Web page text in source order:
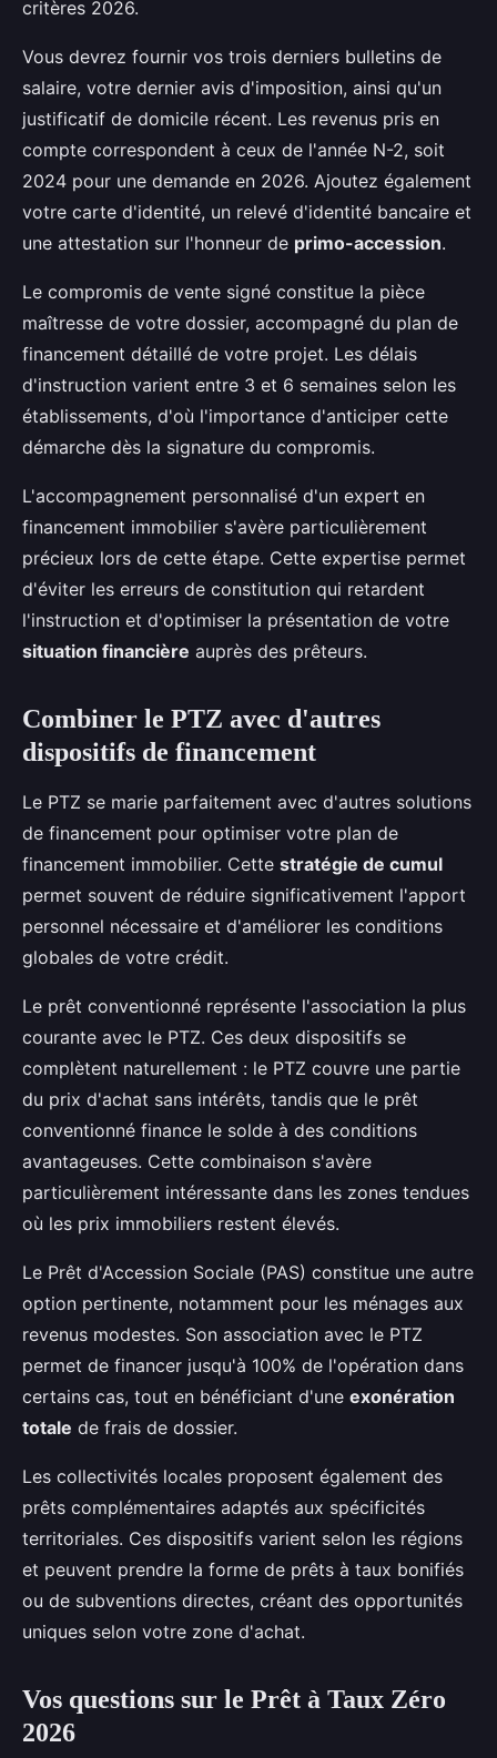
critères 2026.
Vous devrez fournir vos trois derniers bulletins de
salaire, votre dernier avis d'imposition, ainsi qu'un
justificatif de domicile récent. Les revenus pris en
compte correspondent à ceux de l'année N-2, soit
2024 pour une demande en 2026. Ajoutez également
votre carte d'identité, un relevé d'identité bancaire et
une attestation sur l'honneur de primo-accession.
Le compromis de vente signé constitue la pièce
maîtresse de votre dossier, accompagné du plan de
financement détaillé de votre projet. Les délais
d'instruction varient entre 3 et 6 semaines selon les
établissements, d'où l'importance d'anticiper cette
démarche dès la signature du compromis.
L'accompagnement personnalisé d'un expert en
financement immobilier s'avère particulièrement
précieux lors de cette étape. Cette expertise permet
d'éviter les erreurs de constitution qui retardent
l'instruction et d'optimiser la présentation de votre
situation financière auprès des prêteurs.
Combiner le PTZ avec d'autres
dispositifs de financement
Le PTZ se marie parfaitement avec d'autres solutions
de financement pour optimiser votre plan de
financement immobilier. Cette stratégie de cumul
permet souvent de réduire significativement l'apport
personnel nécessaire et d'améliorer les conditions
globales de votre crédit.
Le prêt conventionné représente l'association la plus
courante avec le PTZ. Ces deux dispositifs se
complètent naturellement : le PTZ couvre une partie
du prix d'achat sans intérêts, tandis que le prêt
conventionné finance le solde à des conditions
avantageuses. Cette combinaison s'avère
particulièrement intéressante dans les zones tendues
où les prix immobiliers restent élevés.
Le Prêt d'Accession Sociale (PAS) constitue une autre
option pertinente, notamment pour les ménages aux
revenus modestes. Son association avec le PTZ
permet de financer jusqu'à 100% de l'opération dans
certains cas, tout en bénéficiant d'une exonération
totale de frais de dossier.
Les collectivités locales proposent également des
prêts complémentaires adaptés aux spécificités
territoriales. Ces dispositifs varient selon les régions
et peuvent prendre la forme de prêts à taux bonifiés
ou de subventions directes, créant des opportunités
uniques selon votre zone d'achat.
Vos questions sur le Prêt à Taux Zéro
2026